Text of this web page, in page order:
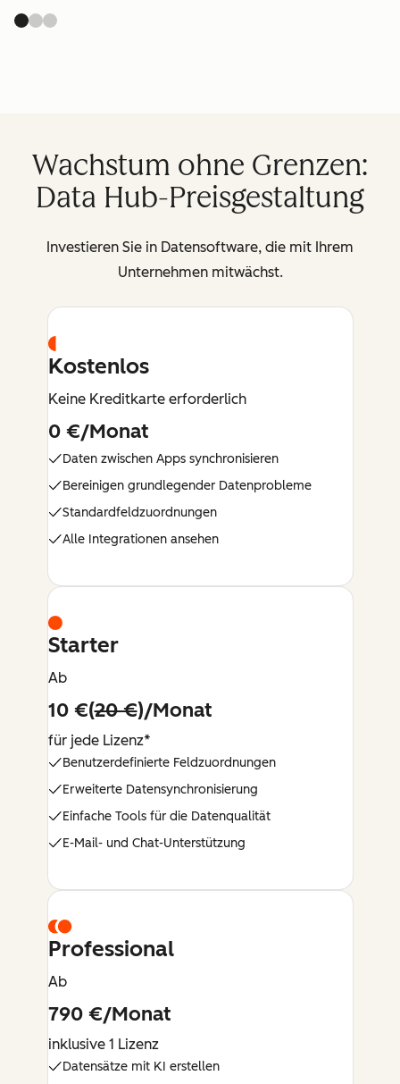
Wachstum ohne Grenzen:
Data Hub-Preisgestaltung
Investieren Sie in Datensoftware, die mit Ihrem
Unternehmen mitwächst.
Kostenlos
Keine Kreditkarte erforderlich
0 €/Monat
Daten zwischen Apps synchronisieren
Bereinigen grundlegender Datenprobleme
Standardfeldzuordnungen
Alle Integrationen ansehen
Starter
Ab
10 €(20 €)/Monat
für jede Lizenz*
Benutzerdefinierte Feldzuordnungen
Erweiterte Datensynchronisierung
Einfache Tools für die Datenqualität
E-Mail- und Chat-Unterstützung
Professional
Ab
790 €/Monat
inklusive 1 Lizenz
Datensätze mit KI erstellen